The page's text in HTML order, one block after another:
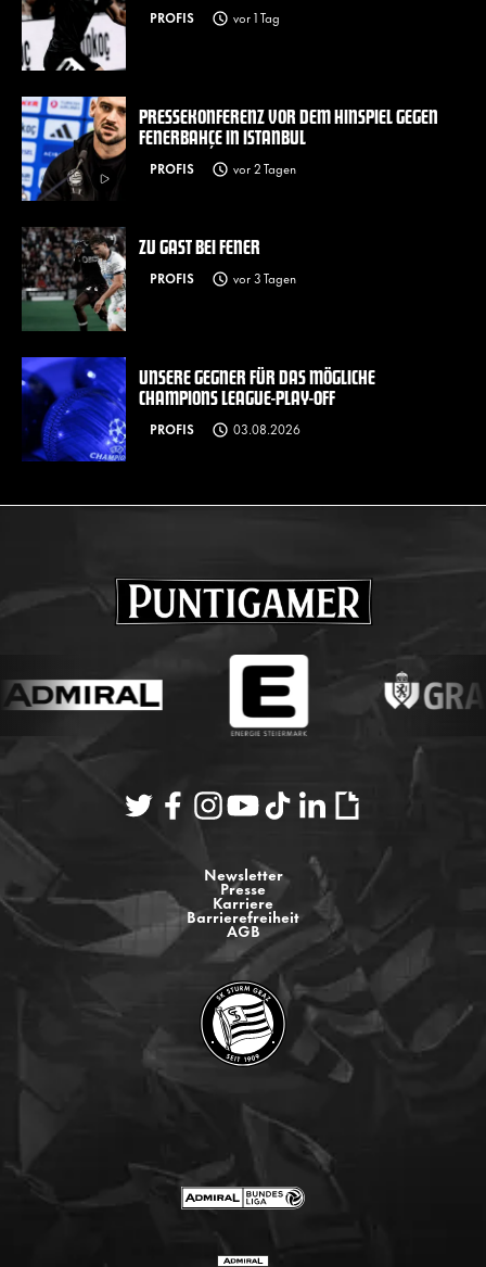
PROFIS vor 1 Tag
PRESSEKONFERENZ VOR DEM HINSPIEL GEGEN
FENERBAHÇE IN ISTANBUL
PROFIS vor 2 Tagen
ZU GAST BEI FENER
PROFIS vor 3 Tagen
UNSERE GEGNER FÜR DAS MÖGLICHE
CHAMPIONS LEAGUE-PLAY-OFF
PROFIS 03.08.2026
Newsletter
Presse
Karriere
Barrierefreiheit
AGB